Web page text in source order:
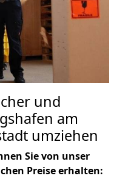
und
am
umziehen
Sie von unser
Preise erhalten: